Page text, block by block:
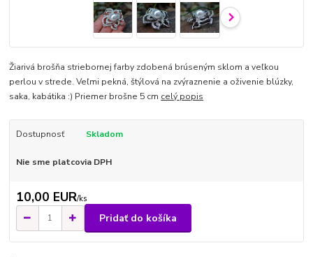
Žiarivá brošňa striebornej farby zdobená brúseným sklom a veľkou
perlou v strede. Veľmi pekná, štýlová na zvýraznenie a oživenie blúzky,
saka, kabátika :) Priemer brošne 5 cm celý popis
Dostupnosť Skladom
Nie sme platcovia DPH
10,00 EUR/ks
Pridať do košíka